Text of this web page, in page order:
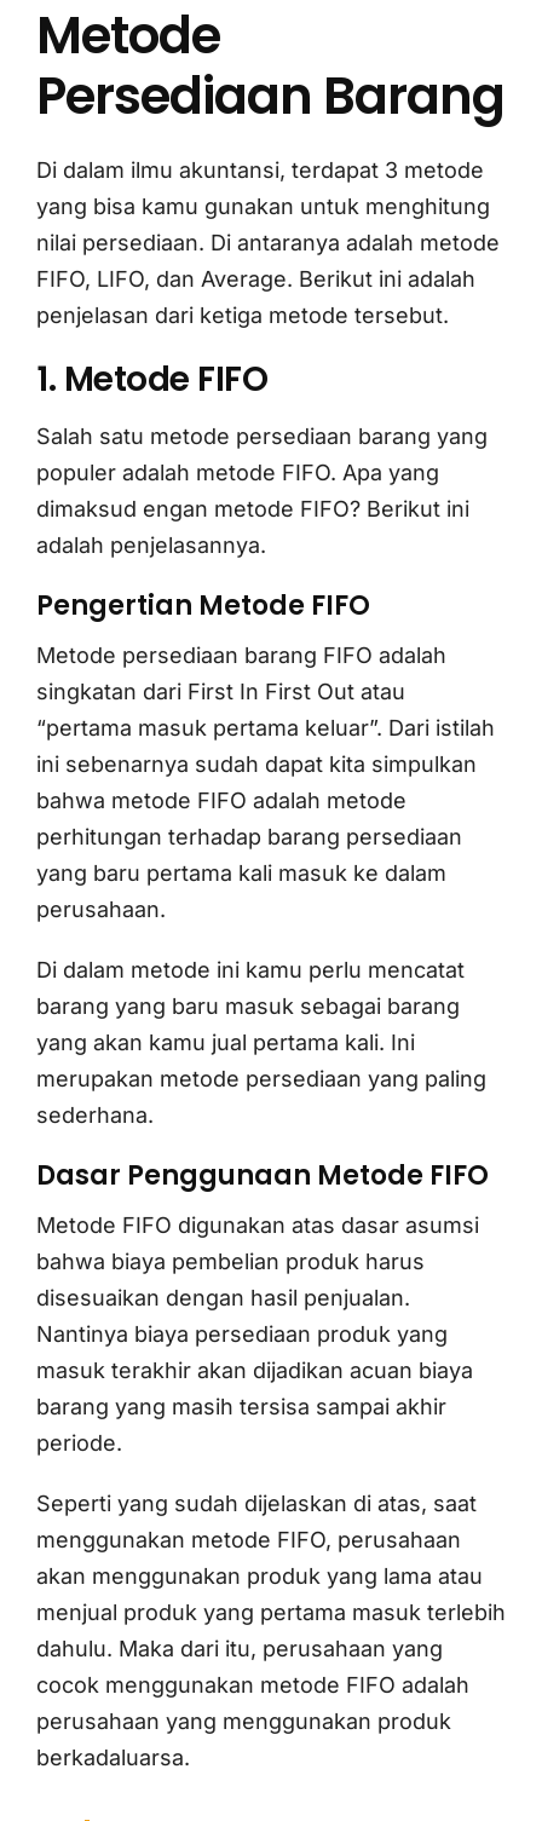
Metode
Persediaan Barang
Di dalam ilmu akuntansi, terdapat 3 metode
yang bisa kamu gunakan untuk menghitung
nilai persediaan. Di antaranya adalah metode
FIFO, LIFO, dan Average. Berikut ini adalah
penjelasan dari ketiga metode tersebut.
1. Metode FIFO
Salah satu metode persediaan barang yang
populer adalah metode FIFO. Apa yang
dimaksud engan metode FIFO? Berikut ini
adalah penjelasannya.
Pengertian Metode FIFO
Metode persediaan barang FIFO adalah
singkatan dari First In First Out atau
“pertama masuk pertama keluar”. Dari istilah
ini sebenarnya sudah dapat kita simpulkan
bahwa metode FIFO adalah metode
perhitungan terhadap barang persediaan
yang baru pertama kali masuk ke dalam
perusahaan.
Di dalam metode ini kamu perlu mencatat
barang yang baru masuk sebagai barang
yang akan kamu jual pertama kali. Ini
merupakan metode persediaan yang paling
sederhana.
Dasar Penggunaan Metode FIFO
Metode FIFO digunakan atas dasar asumsi
bahwa biaya pembelian produk harus
disesuaikan dengan hasil penjualan.
Nantinya biaya persediaan produk yang
masuk terakhir akan dijadikan acuan biaya
barang yang masih tersisa sampai akhir
periode.
Seperti yang sudah dijelaskan di atas, saat
menggunakan metode FIFO, perusahaan
akan menggunakan produk yang lama atau
menjual produk yang pertama masuk terlebih
dahulu. Maka dari itu, perusahaan yang
cocok menggunakan metode FIFO adalah
perusahaan yang menggunakan produk
berkadaluarsa.